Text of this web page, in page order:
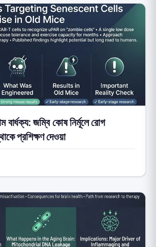
বার্ধক্য: জম্বি কোষ নির্মূলে রোগ
প্রশিক্ষণ দেওয়া